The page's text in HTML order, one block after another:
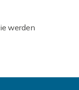
werden